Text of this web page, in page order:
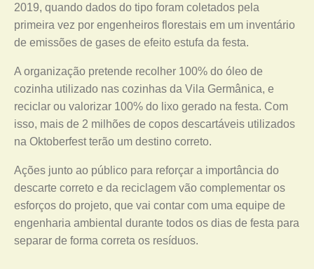
2019, quando dados do tipo foram coletados pela
primeira vez por engenheiros florestais em um inventário
de emissões de gases de efeito estufa da festa.
A organização pretende recolher 100% do óleo de
cozinha utilizado nas cozinhas da Vila Germânica, e
reciclar ou valorizar 100% do lixo gerado na festa. Com
isso, mais de 2 milhões de copos descartáveis utilizados
na Oktoberfest terão um destino correto.
Ações junto ao público para reforçar a importância do
descarte correto e da reciclagem vão complementar os
esforços do projeto, que vai contar com uma equipe de
engenharia ambiental durante todos os dias de festa para
separar de forma correta os resíduos.